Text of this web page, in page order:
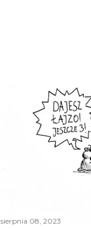
sierpnia 08, 2023